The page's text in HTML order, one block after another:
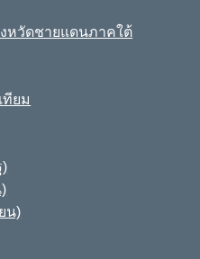
หวัดชายแดนภาคใต้
ทียม
น)